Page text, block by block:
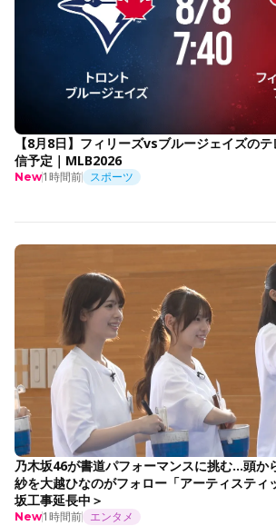
【8月8日】フィリーズvsブルージェイズの
信予定｜MLB2026
New1時間前 スポーツ
乃木坂46が書道パフォーマンスに挑む…頭か
紗を大越ひなのがフォロー「アーティスティ
坂工事延長中＞
New1時間前 エンタメ